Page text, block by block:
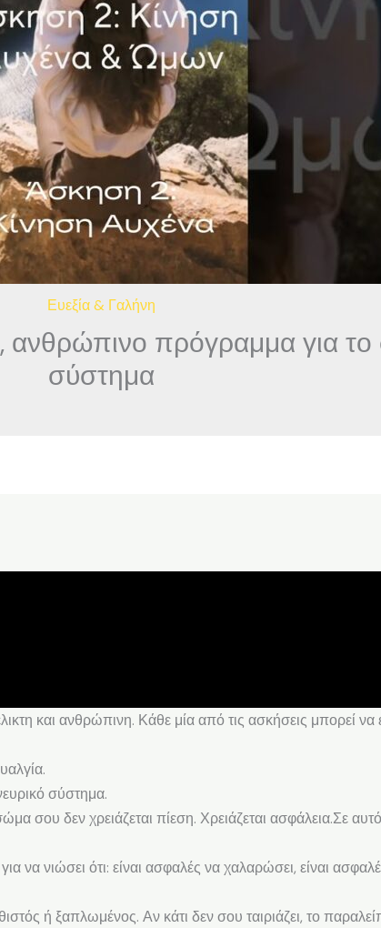
Ευεξία & Γαλήνη
ανθρώπινο πρόγραμμα για
σύστημα
και ανθρώπινη. Κάθε μία από τις ασκήσεις μπορεί να
σύστημα.
σου δεν χρειάζεται πίεση. Χρειάζεται ασφάλεια.Σε
νιώσει ότι: είναι ασφαλές να χαλαρώσει, είναι
ή ξαπλωμένος. Αν κάτι δεν σου ταιριάζει, το